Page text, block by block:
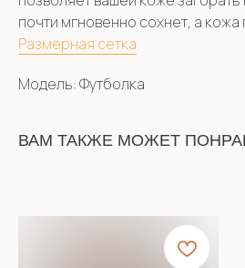
почти мгновенно сохнет, а
Размерная сетка
Модель: Футболка
ВАМ ТАКЖЕ МОЖЕТ